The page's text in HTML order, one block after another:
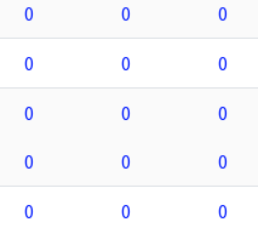
0 0 0
0 0 0
0 0 0
0 0 0
0 0 0